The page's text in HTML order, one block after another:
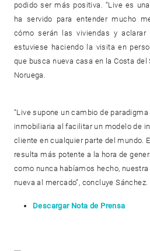
podido ser más positiva. “Live es
ha servido para entender mucho
cómo serán las viviendas y
estuviese haciendo la visita en
que busca nueva casa en la Costa
Noruega.
“Live supone un cambio de
inmobiliaria al facilitar un modelo de
cliente en cualquier parte del mundo.
resulta más potente a la hora de
como nunca habíamos hecho,
nueva al mercado”, concluye Sánchez.
Descargar Nota de Prensa